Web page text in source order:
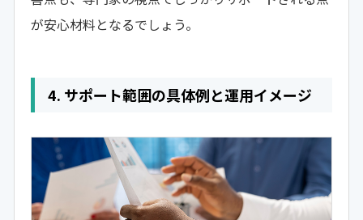
が安心材料となるでしょう。
4. サポート範囲の具体例と運用イメージ